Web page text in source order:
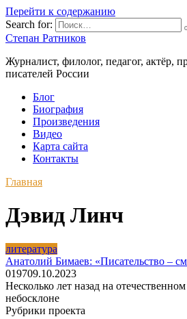
Перейти к содержанию
Search for:
Степан Ратников
Журналист, филолог, педагог, актёр,
писателей России
Блог
Биография
Произведения
Видео
Карта сайта
Контакты
Главная
Дэвид Линч
литература
Анатолий Бимаев: «Писательство –
019709.10.2023
Несколько лет назад на
небосклоне
Рубрики проекта